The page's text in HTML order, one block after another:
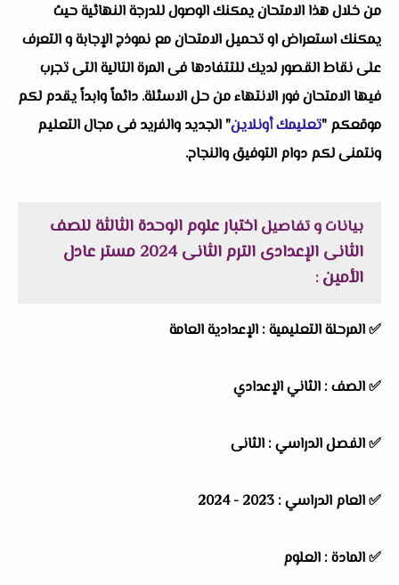
من خلال هذا الامتحان يمكنك الوصول للدرجة النهائية حيث
يمكنك استعراض او تحميل الامتحان مع نموذج الإجابة و التعرف
على نقاط القصور لديك للتتفادها فى المرة التالية التى تجرب
فيها الامتحان فور الانتهاء من حل الاسئلة. دائماً وابداً يقدم لكم
موقعكم "تعليمك أونلاين" الجديد والفريد فى مجال التعليم
ونتمنى لكم دوام التوفيق والنجاح.
بيانات و تفاصيلاختبار علوم الوحدة الثالثة للصف
الثانى الإعدادى الترم الثانى 2024 مستر عادل
الأمين:
✅المرحلة التعليمية : الإعدادية العامة
✅الصف : الثاني الإعدادي
✅الفصل الدراسي : الثانى
✅العام الدراسي :
✅المادة : العلوم